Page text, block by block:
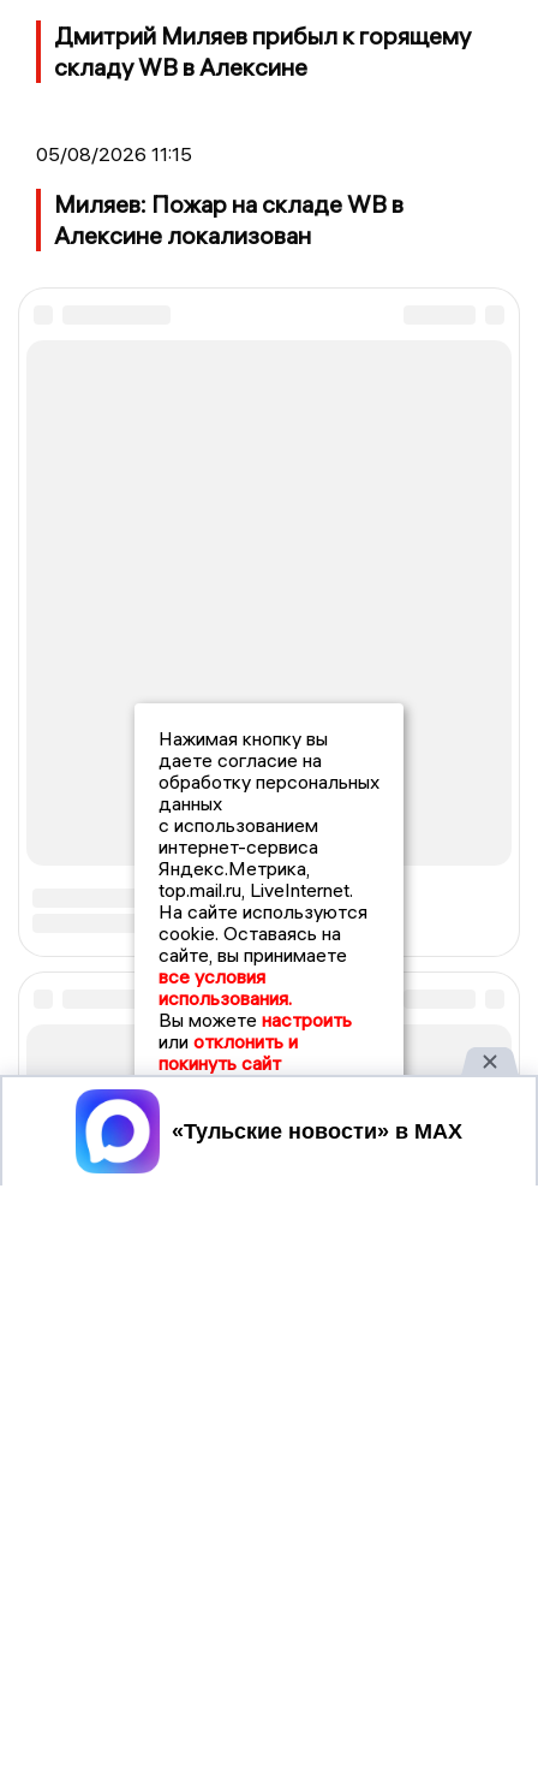
Дмитрий Миляев прибыл к горящему
складу WB в Алексине
05/08/2026 11:15
Миляев: Пожар на складе WB в
Алексине локализован
Нажимая кнопку вы
даете согласие на
обработку персональных
данных
с использованием
интернет-сервиса
Яндекс.Метрика,
top.mail.ru, LiveInternet.
На сайте используются
cookie. Оставаясь на
сайте, вы принимаете
все условия
использования.
Вы можете настроить
или отклонить и
покинуть сайт
Принять